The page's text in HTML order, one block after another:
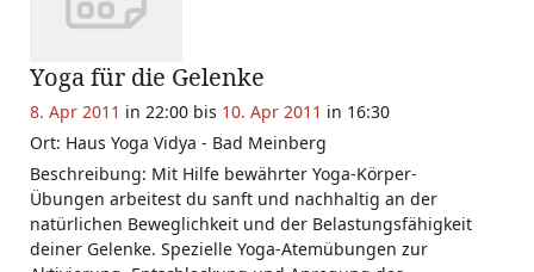
Yoga für die Gelenke
8. Apr 2011 in 22:00 bis 10. Apr 2011 in 16:30
Ort: Haus Yoga Vidya - Bad Meinberg
Beschreibung: Mit Hilfe bewährter Yoga-Körper-
Übungen arbeitest du sanft und nachhaltig an der
natürlichen Beweglichkeit und der Belastungsfähigkeit
deiner Gelenke. Spezielle Yoga-Atemübungen zur